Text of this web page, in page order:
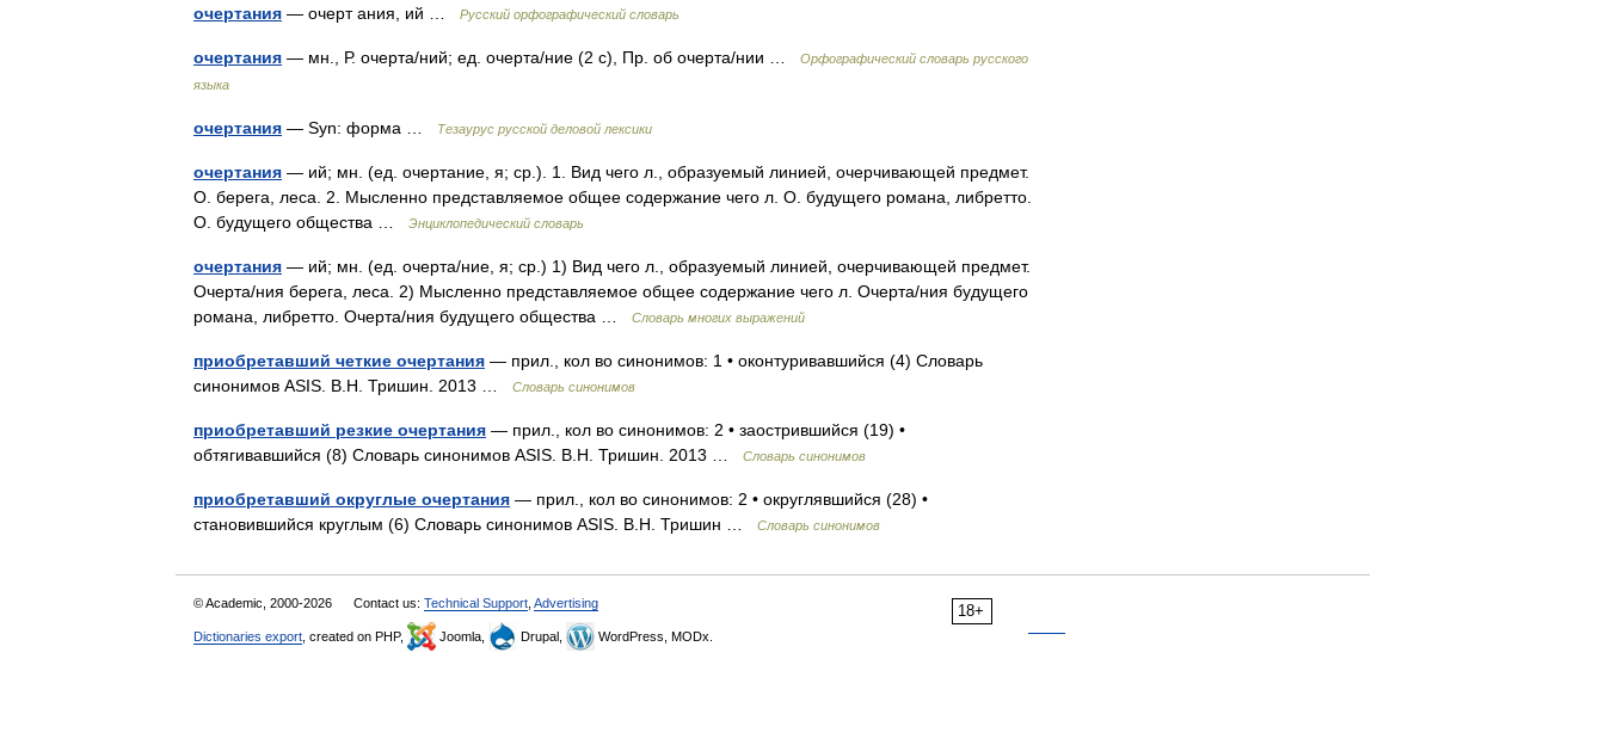
очертания — очерт ания, ий … Русский орфографический словарь
очертания — мн., Р. очерта/ний; ед. очерта/ние (2 с), Пр. об очерта/нии …
Орфографический словарь русского
языка
очертания — Syn: форма … Тезаурус русской деловой лексики
очертания — ий; мн. (ед. очертание, я; ср.). 1. Вид чего л., образуемый линией, очерчивающей предмет.
О. берега, леса. 2. Мысленно представляемое общее содержание чего л. О. будущего романа, либретто.
О. будущего общества …
Энциклопедический словарь
очертания — ий; мн. (ед. очерта/ние, я; ср.) 1) Вид чего л., образуемый линией, очерчивающей предмет.
Очерта/ния берега, леса. 2) Мысленно представляемое общее содержание чего л. Очерта/ния будущего
романа, либретто. Очерта/ния будущего общества …
Словарь многих выражений
приобретавший четкие очертания — прил., кол во синонимов: 1 • оконтуривавшийся (4) Словарь
синонимов ASIS. В.Н. Тришин. 2013 …
Словарь синонимов
приобретавший резкие очертания — прил., кол во синонимов: 2 • заострившийся (19) •
обтягивавшийся (8) Словарь синонимов ASIS. В.Н. Тришин. 2013 …
Словарь синонимов
приобретавший округлые очертания — прил., кол во синонимов: 2 • округлявшийся (28) •
становившийся круглым (6) Словарь синонимов ASIS. В.Н. Тришин …
Словарь синонимов
18+
© Academic, 2000-2026 Contact us: Technical Support Advertising
Dictionaries export , created on PHP, Joomla, Drupal, WordPress, MODx.